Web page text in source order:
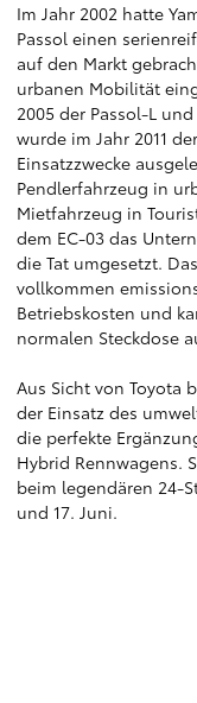
Im Jahr 2002 hatte
Passol einen
auf den Markt
urbanen Mobilität
2005 der Passol-L
wurde im Jahr 2011
Einsatzzwecke
Pendlerfahrzeug in
Mietfahrzeug in
dem EC-03 das
die Tat umgesetzt.
vollkommen
Betriebskosten und
normalen Steckdose
Aus Sicht von Toyota
der Einsatz des
die perfekte
Hybrid Rennwagens.
beim legendären 24-
und 17. Juni.